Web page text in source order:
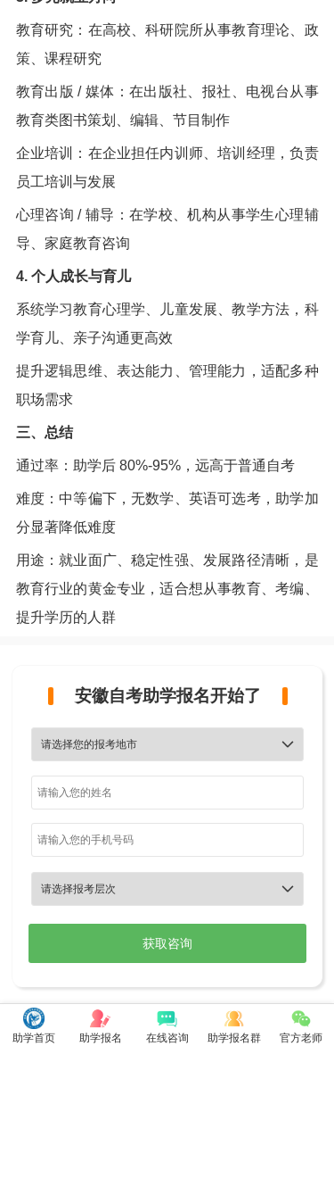
教育研究：在高校、科研院所从事教育理论、政
策、课程研究
教育出版 / 媒体：在出版社、报社、电视台从事
教育类图书策划、编辑、节目制作
企业培训：在企业担任内训师、培训经理，负责
员工培训与发展
心理咨询 / 辅导：在学校、机构从事学生心理辅
导、家庭教育咨询
4. 个人成长与育儿
系统学习教育心理学、儿童发展、教学方法，科
学育儿、亲子沟通更高效
提升逻辑思维、表达能力、管理能力，适配多种
职场需求
三、总结
通过率：助学后 80%-95%，远高于普通自考
难度：中等偏下，无数学、英语可选考，助学加
分显著降低难度
用途：就业面广、稳定性强、发展路径清晰，是
教育行业的黄金专业，适合想从事教育、考编、
提升学历的人群


安徽自考助学报名开始了
最新更新 更多>>
助学首页 助学报名 在线咨询 助学报名群 官方老师